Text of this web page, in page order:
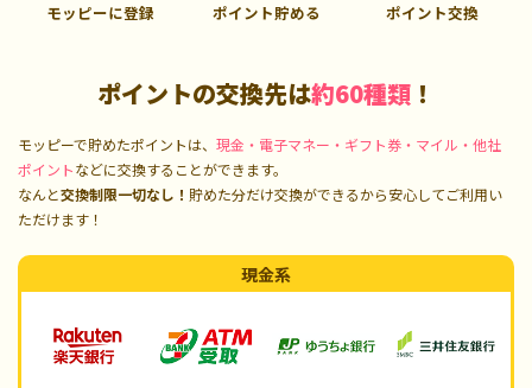
モッピーに登録 ポイント貯める ポイント交換
ポイントの交換先は約60種類 ！
モッピーで貯めたポイントは、 現金・電子マネー・ギフト券・マイル・他社
ポイントなどに交換することができます。
なんと交換制限一切なし！ 貯めた分だけ交換ができるから安心してご利用い
ただけます！
現金系